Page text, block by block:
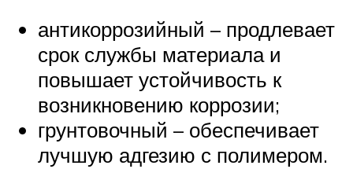
антикоррозийный – продлевает
срок службы материала и
повышает устойчивость к
возникновению коррозии;
грунтовочный – обеспечивает
лучшую адгезию с полимером.